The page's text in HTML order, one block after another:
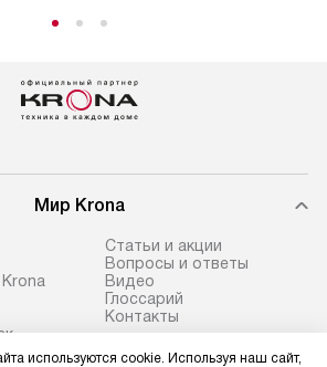
Мир Krona
Статьи и акции
Вопросы и ответы
Видео
Глоссарий
Контакты
используются cookie. Используя наш сайт,